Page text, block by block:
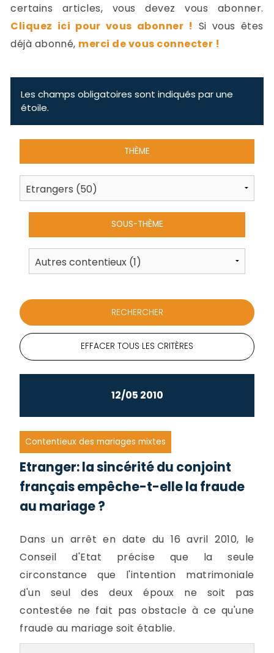
certains articles, vous devez vous abonner.
Cliquez ici pour vous abonner ! Si vous êtes
déjà abonné, merci de vous connecter !
Les champs obligatoires sont indiqués par une
étoile.
THÈME
SOUS-THÈME
EFFACER TOUS LES CRITÈRES
12/05 2010
Contentieux des mariages mixtes
Etranger: la sincérité du conjoint
français empêche-t-elle la fraude
au mariage ?
Dans un arrêt en date du 16 avril 2010, le
Conseil d'Etat précise que la seule
circonstance que l'intention matrimoniale
d'un seul des deux époux ne soit pas
contestée ne fait pas obstacle à ce qu'une
fraude au mariage soit établie.